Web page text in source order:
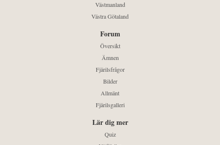
Västmanland
Västra Götaland
Forum
Översikt
Ämnen
Fjärilsfrågor
Bilder
Allmänt
Fjärilsgalleri
Lär dig mer
Quiz